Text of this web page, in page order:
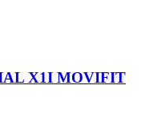
X1I MOVIFIT